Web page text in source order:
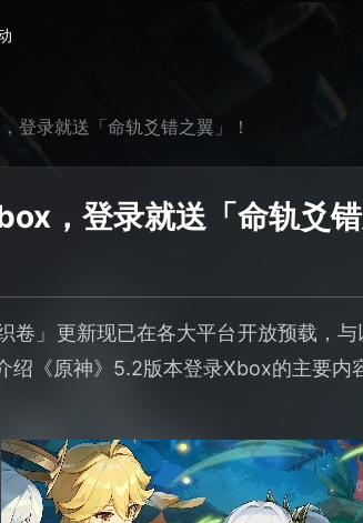
登录就送「命轨爻错之翼」！
，登录就送「命轨爻错
卷」更新现已在各大平台开放预载，
绍《原神》5.2版本登录Xbox的主要内